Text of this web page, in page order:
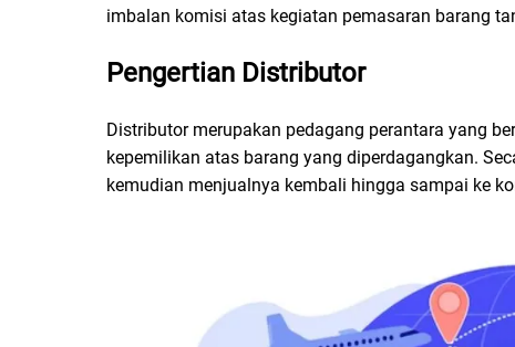
imbalan komisi atas kegiatan pemasaran barang
Pengertian Distributor
Distributor merupakan pedagang perantara yang
kepemilikan atas barang yang diperdagangkan.
kemudian menjualnya kembali hingga sampai ke